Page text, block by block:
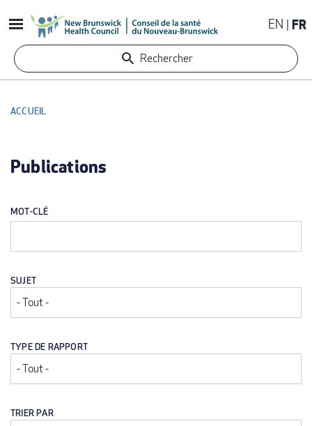
au
contenu
principal
EN FR
Rechercher
D'ARIANE
ACCUEIL
Publications
MOT-CLÉ
SUJET
TYPE DE RAPPORT
TRIER PAR